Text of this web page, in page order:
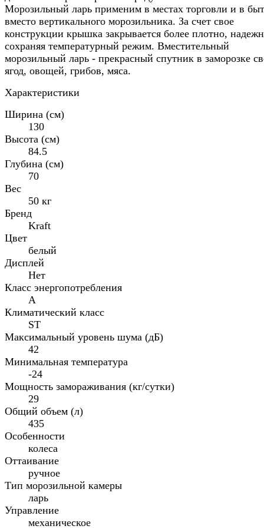
Морозильный ларь применим в местах торговли и в
вместо вертикального морозильника. За счет свое
конструкции крышка закрывается более плотно,
сохраняя температурный режим. Вместительный
морозильный ларь - прекрасный спутник в заморозке
ягод, овощей, грибов, мяса.
Характеристики
Ширина (см)
130
Высота (см)
84.5
Глубина (см)
70
Вес
50 кг
Бренд
Kraft
Цвет
белый
Дисплей
Нет
Класс энергопотребления
A
Климатический класс
ST
Максимальный уровень шума (дБ)
42
Минимальная температура
-24
Мощность замораживания (кг/сутки)
29
Общий объем (л)
435
Особенности
колеса
Оттаивание
ручное
Тип морозильной камеры
ларь
Управление
механическое